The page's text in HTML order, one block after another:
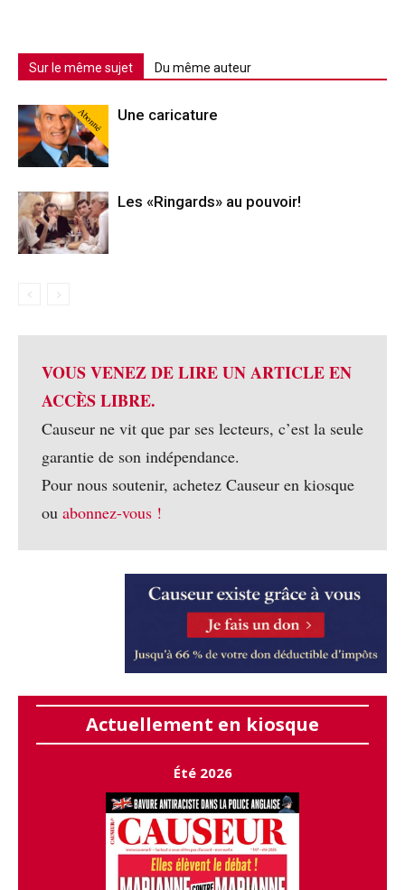
Sur le même sujet Du même auteur
Abonné Une caricature
Les «Ringards» au pouvoir!
VOUS VENEZ DE LIRE UN ARTICLE EN
ACCÈS LIBRE.
Causeur ne vit que par ses lecteurs, c’est la seule
garantie de son indépendance.
Pour nous soutenir, achetez Causeur en kiosque
ou abonnez-vous !
Actuellement en kiosque
Été 2026